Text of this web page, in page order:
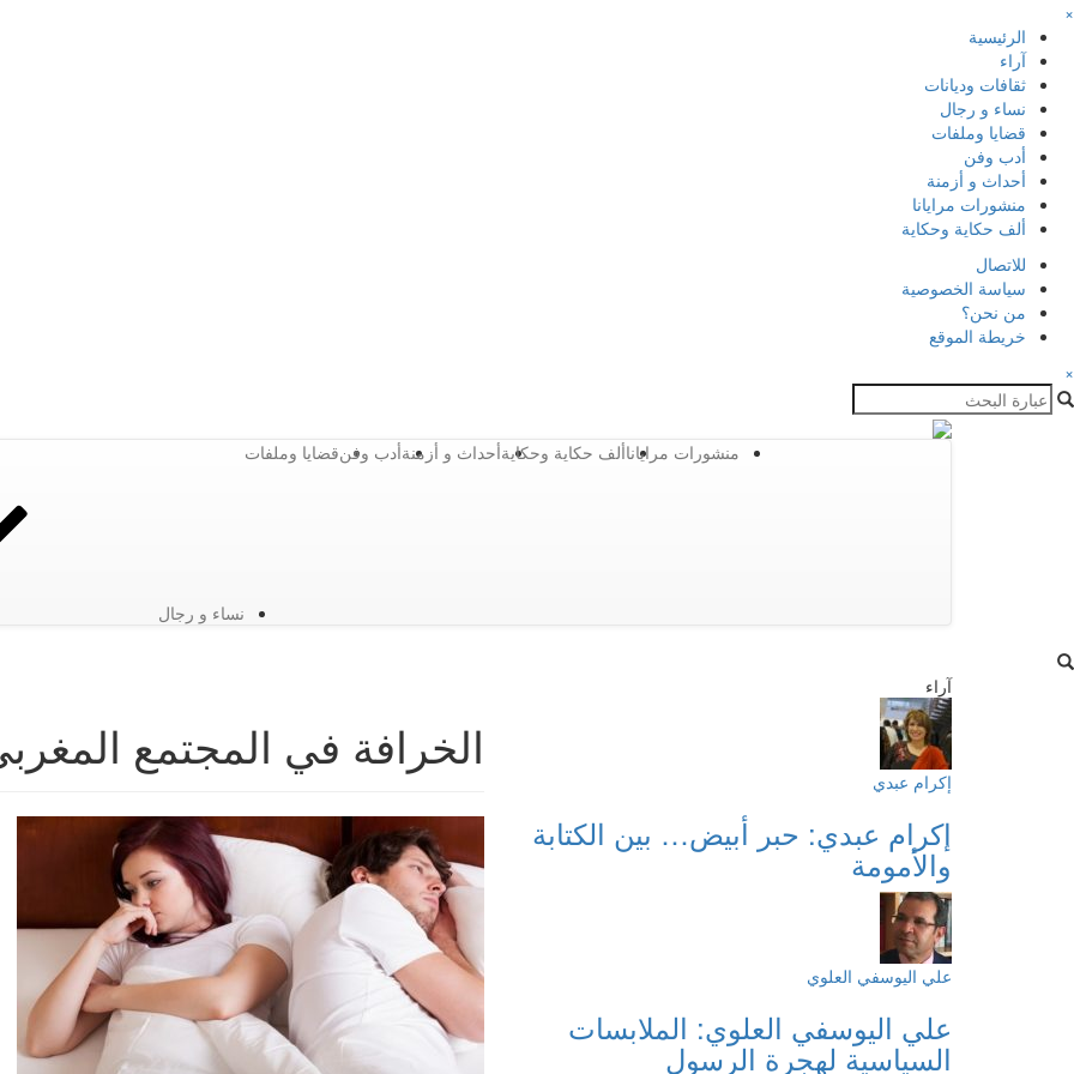
×
الرئيسية
آراء
ثقافات وديانات
نساء و رجال
قضايا وملفات
أدب وفن
أحداث و أزمنة
منشورات مرايانا
ألف حكاية وحكاية
للاتصال
سياسة الخصوصية
من نحن؟
خريطة الموقع
×
نساء و رجال
قضايا وملفاتأدب وفنأحداث و أزمنةألف حكاية وحكايةمنشورات مرايانا
الخرافة في المجتمع
آراء
إكرام عبدي
إكرام عبدي: حبر أبيض… بين الكتابة
والأمومة
علي اليوسفي العلوي
علي اليوسفي العلوي: الملابسات
السياسية لهجرة الرسول